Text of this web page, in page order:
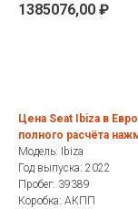
1385076,00 ₽
Цена Seat Ibiza в
полного расчёта
Модель: Ibiza
Год выпуска: 2022
Пробег: 39389
Коробка: АКПП